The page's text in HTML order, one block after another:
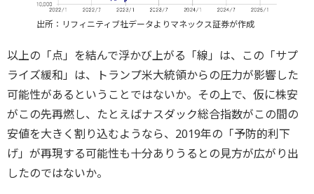
出所：リフィニティブ社データよりマネックス証券が作成
以上の「点」を結んで浮かび上がる「線」は、この「サプ
ライズ緩和」は、トランプ米大統領からの圧力が影響した
可能性があるということではないか。その上で、仮に株安
がこの先再燃し、たとえばナスダック総合指数がこの間の
安値を大きく割り込むようなら、2019年の「予防的利下
げ」が再現する可能性も十分ありうるとの見方が広がり出
したのではないか。